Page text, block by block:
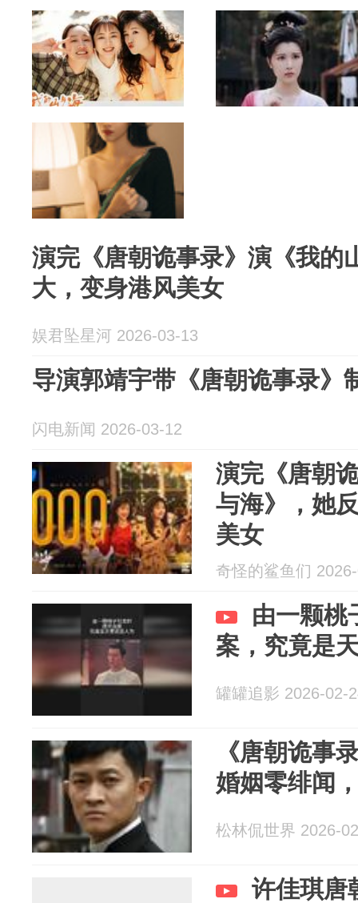
演完《唐朝诡事录》演《我的
大，变身港风美女
娱君坠星河 2026-03-13
导演郭靖宇带《唐朝诡事录》
闪电新闻 2026-03-12
演完《唐朝
与海》，她
美女
奇怪的鲨鱼们
由一颗桃
案，究竟是
罐罐追影 2026-02-
《唐朝诡事
婚姻零绯闻
松林侃世界 2026-
许佳琪唐